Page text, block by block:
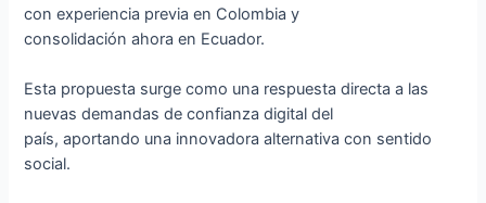
con experiencia previa en Colombia y
consolidación ahora en Ecuador.
Esta propuesta surge como una respuesta directa a las
nuevas demandas de confianza digital del
país, aportando una innovadora alternativa con sentido
social.